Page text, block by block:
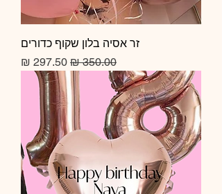
זר אסיה בלון שקוף כדורים
מחיר רגיל מחיר מבצע